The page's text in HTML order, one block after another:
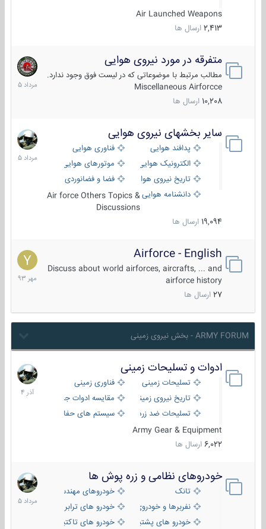
Air Launched Weapons
2,413 ارسال ها
متفرقه در مورد نیروی هوایی
مطالب مرتبط با موضوعاتی که در لیست فوق وجود ندارد.
Miscellaneous Airforcce
10,208 ارسال ها
7
مرداد
1405
سایر بخشهای نیروی هوایی
پدافند هوایی
فناوری هوایی
الکترونیک هوایی
موتورهای هوایی
تاریخ نیروی هوایی
فضا و فضانوردی
دانشنامه هواییAir force Others Topics &
Discussions
19,094 ارسال ها
2
مرداد
1405
Airforce - English
Discuss about world airforces, aircrafts, ... and
airforce history
27 ارسال ها
15
مهر
1393
ARMY FORUM - بخش نیروی زمینی
ادوات و تسلیحات زمینی
تسلیحات زمینی
فناوری زمینی
تاریخ نیروی زمینی
مقایسه ادوات جنگی
تسلیحات ضد زره
سیستم های حفاظت فعال
Army Gear & Equipment
6,022 ارسال ها
21
آذر
1404
خودروهای نظامی و زره پوش ها
تانک
خودروهای مهندسی
نفربرها و خودروی های رزمی پیاده نظام
خودرو های ترابری نظامی
خودرو های پشتیبانی آتش ، شناسایی و ضد تانک
خودرو های تاکتیکی نظامی
2
مرداد
1405